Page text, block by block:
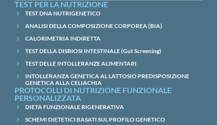
TEST PER LA NUTRIZIONE
TEST DNA NUTRIGENETICO
ANALISI DELLA COMPOSIZIONE CORPOREA (BIA)
CALORIMETRIA INDIRETTA
TEST DELLA DISBIOSI INTESTINALE (Gut Screening)
TEST DELLE INTOLLERANZE ALIMENTARI
INTOLLERANZA GENETICA AL LATTOSIO PREDISPOSIZIONE
GENETICA ALLA CELIACHIA
PROTOCOLLI DI NUTRIZIONE FUNZIONALE
PERSONALIZZATA
DIETA FUNZIONALE RIGENERATIVA
SCHEMI DIETETICI BASATI SUL PROFILO GENETICO